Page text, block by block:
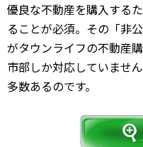
優良な不動産を購入する
ることが必須。その「非
がタウンライフの不動産
市部しか対応していませ
多数あるのです。